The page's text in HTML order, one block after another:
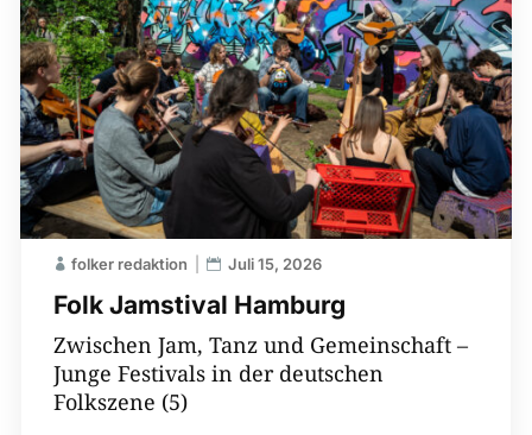
Folk Jamstival Hamburg
folker redaktion Juli 15, 2026
Zwischen Jam, Tanz und Gemeinschaft –
Junge Festivals in der deutschen
Folkszene (5)